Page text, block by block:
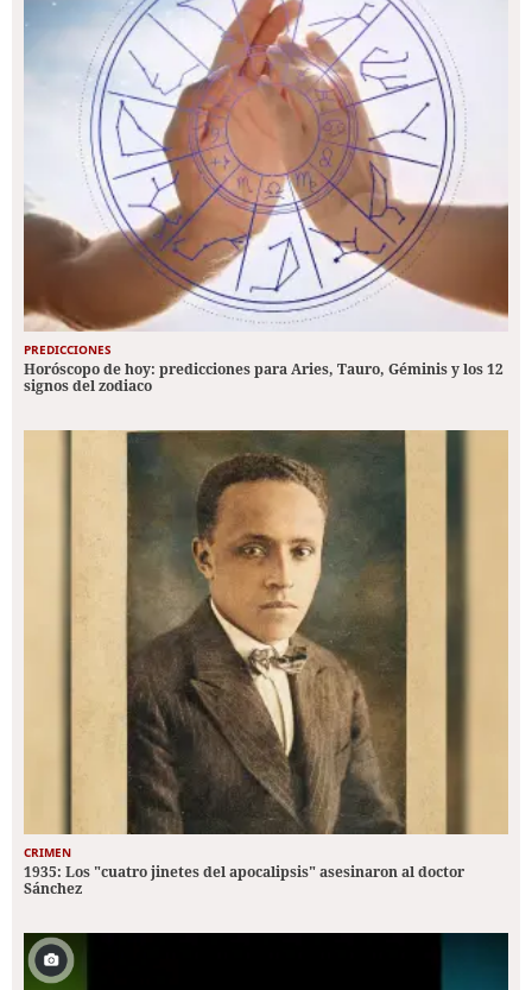
PREDICCIONES
Horóscopo de hoy: predicciones para Aries, Tauro, Géminis y los 12
signos del zodiaco
CRIMEN
1935: Los "cuatro jinetes del apocalipsis" asesinaron al doctor
Sánchez